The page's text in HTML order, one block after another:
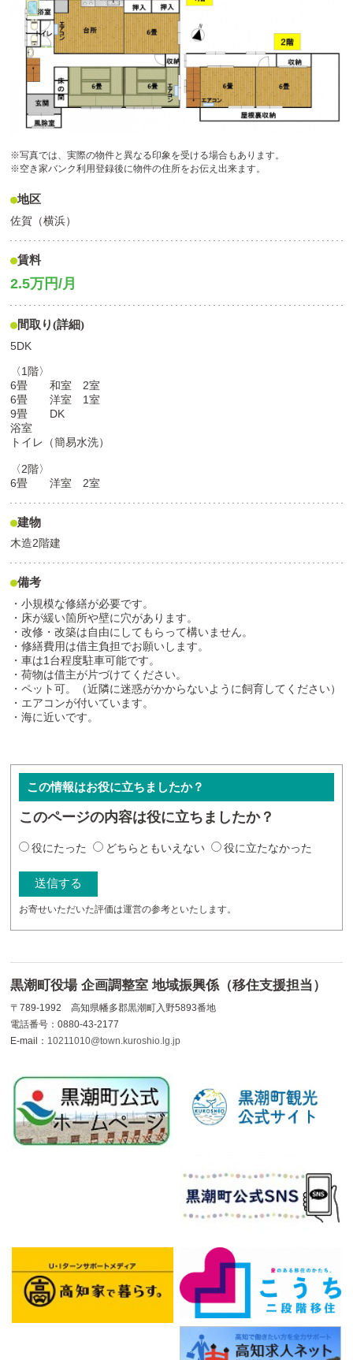
※写真では、実際の物件と異なる印象を受ける場合もあります。
※空き家バンク利用登録後に物件の住所をお伝え出来ます。
地区
佐賀（横浜）
賃料
2.5万円/月
間取り(詳細)
5DK
〈1階〉
6畳 和室 2室
6畳 洋室 1室
9畳 DK
浴室
トイレ（簡易水洗）
〈2階〉
6畳 洋室 2室
建物
木造2階建
備考
・小規模な修繕が必要です。
・床が緩い箇所や壁に穴があります。
・改修・改築は自由にしてもらって構いません。
・修繕費用は借主負担でお願いします。
・車は1台程度駐車可能です。
・荷物は借主が片づけてください。
・ペット可。（近隣に迷惑がかからないように飼育してください）
・エアコンが付いています。
・海に近いです。
この情報はお役に立ちましたか？
このページの内容は役に立ちましたか？
役にたった どちらともいえない 役に立たなかった
お寄せいただいた評価は運営の参考といたします。
黒潮町役場 企画調整室 地域振興係（移住支援担当）
〒789-1992 高知県幡多郡黒潮町入野5893番地
電話番号：0880-43-2177
E-mail： 10211010@town.kuroshio.lg.jp